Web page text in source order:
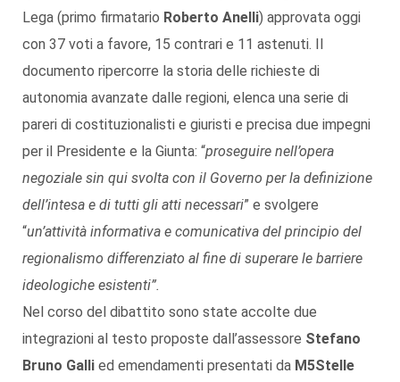
Lega (primo firmatario Roberto Anelli) approvata oggi
con 37 voti a favore, 15 contrari e 11 astenuti. Il
documento ripercorre la storia delle richieste di
autonomia avanzate dalle regioni, elenca una serie di
pareri di costituzionalisti e giuristi e precisa due impegni
per il Presidente e la Giunta: “proseguire nell’opera
negoziale sin qui svolta con il Governo per la definizione
dell’intesa e di tutti gli atti necessari” e svolgere
“un’attività informativa e comunicativa del principio del
regionalismo differenziato al fine di superare le barriere
ideologiche esistenti”.
Nel corso del dibattito sono state accolte due
integrazioni al testo proposte dall’assessore Stefano
Bruno Galli ed emendamenti presentati da M5Stelle